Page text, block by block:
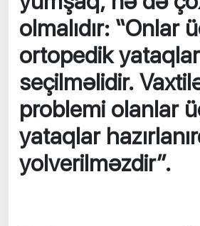
olmalıdır: “Onlar
ortopedik yataqlar
seçilməlidir.
problemi olanlar
yataqlar
yolverilməzdir”.